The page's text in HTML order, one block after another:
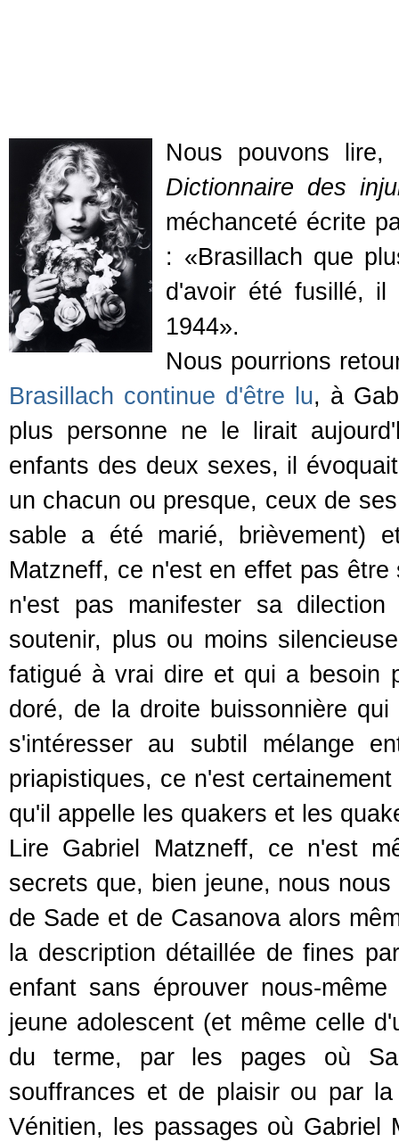
Nous pouvons
Dictionnaire des
méchanceté écrite
: «Brasillach que
d'avoir été fusillé,
1944».
Nous pourrions
Brasillach continue d'être lu, à
plus personne ne le lirait
enfants des deux sexes, il
un chacun ou presque, ceux de
sable a été marié, brièvement)
Matzneff, ce n'est en effet pas
n'est pas manifester sa
soutenir, plus ou moins
fatigué à vrai dire et qui a besoin
doré, de la droite buissonnière
s'intéresser au subtil mélange
priapistiques, ce n'est
qu'il appelle les quakers et les
Lire Gabriel Matzneff, ce n'est
secrets que, bien jeune, nous
de Sade et de Casanova alors
la description détaillée de fines
enfant sans éprouver nous-
jeune adolescent (et même celle
du terme, par les pages où
souffrances et de plaisir ou par
Vénitien, les passages où Gabriel